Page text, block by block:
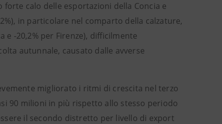
calo delle esportazioni della Concia e
in particolare nel comparto della calzature,
e -20,2% per Firenze), difficilmente
autunnale, causato dalle avverse
migliorato i ritmi di crescita nel terzo
90 milioni in più rispetto allo stesso periodo
il secondo distretto per livello di export